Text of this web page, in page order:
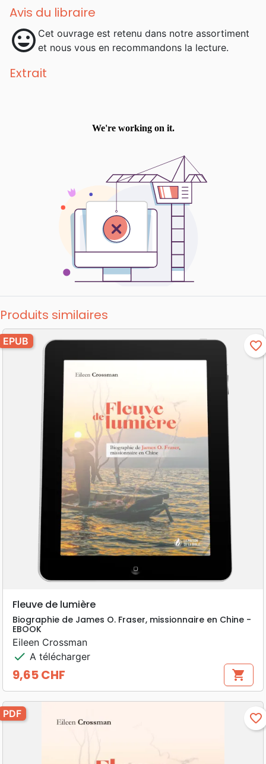
Avis du libraire
mood Cet ouvrage est retenu dans notre assortiment
et nous vous en recommandons la lecture.
Extrait
Produits similaires
EPUB favorite_border
Fleuve de lumière
Biographie de James O. Fraser, missionnaire en Chine -
EBOOK
Eileen Crossman
check A télécharger
Prix
9,65 CHF shopping_cart
PDF favorite_border